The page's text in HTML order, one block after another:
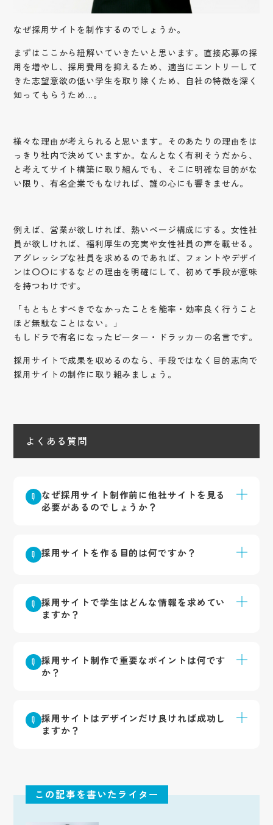
なぜ採用サイトを制作するのでしょうか。
まずはここから紐解いていきたいと思います。直接応募の採
用を増やし、採用費用を抑えるため、適当にエントリーして
きた志望意欲の低い学生を取り除くため、自社の特徴を深く
知ってもらうため…。
様々な理由が考えられると思います。そのあたりの理由をは
っきり社内で決めていますか。なんとなく有利そうだから、
と考えてサイト構築に取り組んでも、そこに明確な目的がな
い限り、有名企業でもなければ、誰の心にも響きません。
例えば、営業が欲しければ、熱いページ構成にする。女性社
員が欲しければ、福利厚生の充実や女性社員の声を載せる。
アグレッシブな社員を求めるのであれば、フォントやデザイ
ンは〇〇にするなどの理由を明確にして、初めて手段が意味
を持つわけです。
「もともとすべきでなかったことを能率・効率良く行うこと
ほど無駄なことはない。」
もしドラで有名になったピーター・ドラッカーの名言です。
採用サイトで成果を収めるのなら、手段ではなく目的志向で
採用サイトの制作に取り組みましょう。
よくある質問
Q
なぜ採用サイト制作前に他社サイトを見る
必要があるのでしょうか？
い感覚で「分かりやすさ」や「見づらさ」に気づ
けると説明されています。
Q 採用サイトを作る目的は何ですか？
深めてもらうこと、志望度の高い学生を集めるこ
となどが目的として挙げられています。
Q
採用サイトで学生はどんな情報を求めてい
ますか？
ベントなど、「実際に働くイメージ」が持てる情
報を重視していると紹介されています。
Q
採用サイト制作で重要なポイントは何です
か？
そのターゲットに合わせてデザインやコンテンツ
を設計することが重要だと説明されています。
Q
採用サイトはデザインだけ良ければ成功し
ますか？
が必要だと述べられています。
この記事を書いたライター